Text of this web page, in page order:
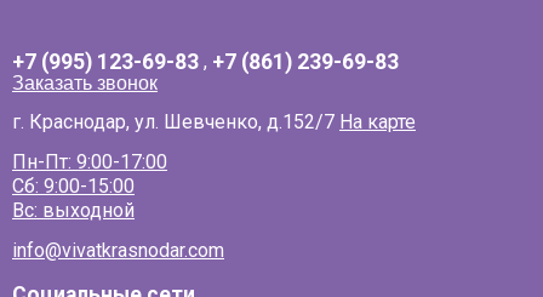
+7 (995) 123-69-83 , +7 (861) 239-69-83
Заказать звонок
г. Краснодар, ул. Шевченко, д.152/7 На карте
Пн-Пт: 9:00-17:00
Сб: 9:00-15:00
Вс: выходной
info@vivatkrasnodar.com